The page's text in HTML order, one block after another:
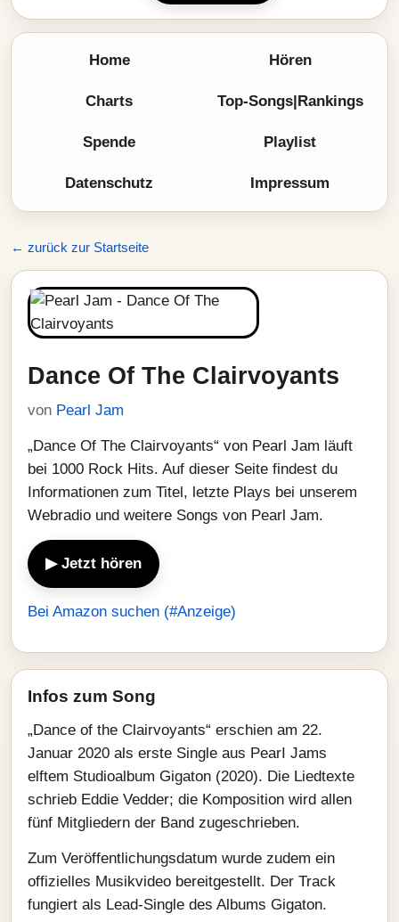
Home Hören
Charts Top-Songs|Rankings
Spende Playlist
Datenschutz Impressum
← zurück zur Startseite
Dance Of The Clairvoyants
von Pearl Jam
„Dance Of The Clairvoyants“ von Pearl Jam läuft
bei 1000 Rock Hits. Auf dieser Seite findest du
Informationen zum Titel, letzte Plays bei unserem
Webradio und weitere Songs von Pearl Jam.
▶ Jetzt hören
Bei Amazon suchen (#Anzeige)
Infos zum Song
„Dance of the Clairvoyants“ erschien am 22.
Januar 2020 als erste Single aus PearI Jams
elftem Studioalbum Gigaton (2020). Die Liedtexte
schrieb Eddie Vedder; die Komposition wird allen
fünf Mitgliedern der Band zugeschrieben.
Zum Veröffentlichungsdatum wurde zudem ein
offizielles Musikvideo bereitgestellt. Der Track
fungiert als Lead-Single des Albums Gigaton.